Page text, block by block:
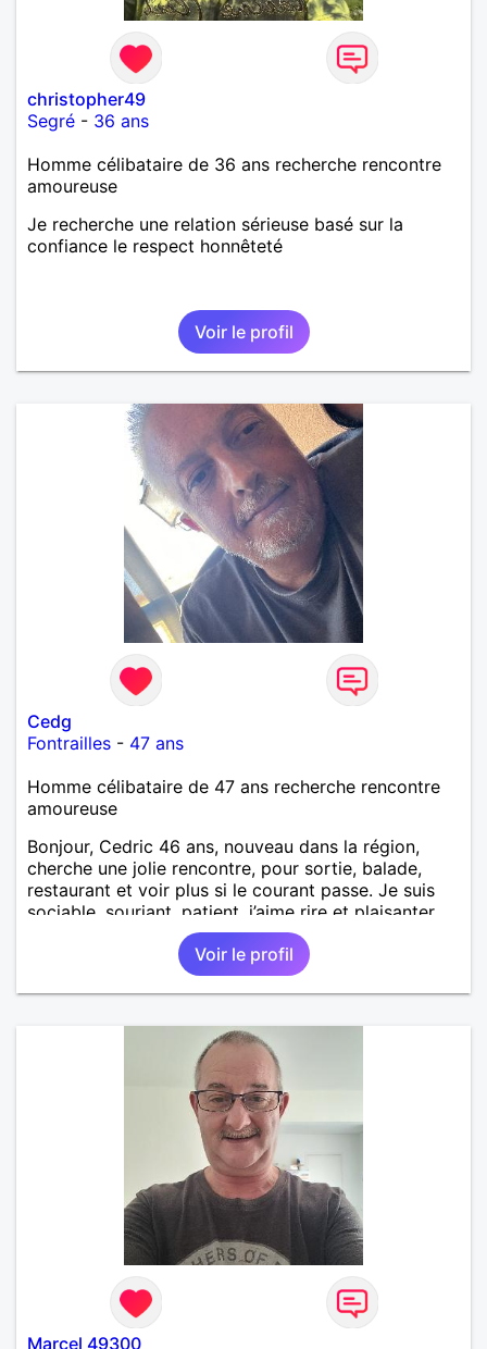
christopher49
Segré - 36 ans
Homme célibataire de 36 ans recherche rencontre
amoureuse
Je recherche une relation sérieuse basé sur la
confiance le respect honnêteté
Voir le profil
Cedg
Fontrailles - 47 ans
Homme célibataire de 47 ans recherche rencontre
amoureuse
Bonjour, Cedric 46 ans, nouveau dans la région,
cherche une jolie rencontre, pour sortie, balade,
restaurant et voir plus si le courant passe. Je suis
sociable, souriant, patient, j’aime rire et plaisanter..
Voir le profil
Marcel 49300